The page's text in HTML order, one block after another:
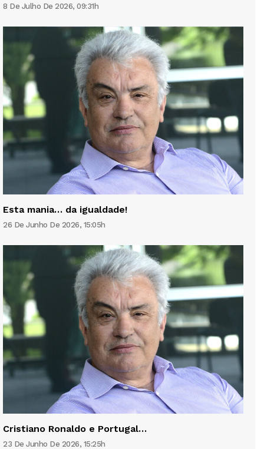
8 De Julho De 2026, 09:31h
Esta mania… da igualdade!
26 De Junho De 2026, 15:05h
Cristiano Ronaldo e Portugal…
23 De Junho De 2026, 15:25h